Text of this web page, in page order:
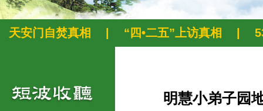
天安门自焚真相 “四•二五”上访真相
明慧小弟子园